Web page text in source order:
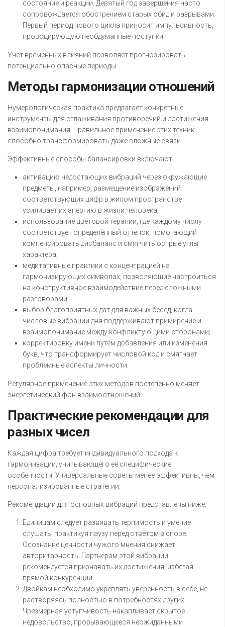
состояние и реакции. Девятый год завершения часто
сопровождается обострением старых обид и разрывами.
Первый период нового цикла приносит импульсивность,
провоцирующую необдуманные поступки.
Учёт временных влияний позволяет прогнозировать
потенциально опасные периоды.
Методы гармонизации отношений
Нумерологическая практика предлагает конкретные
инструменты для сглаживания противоречий и достижения
взаимопонимания. Правильное применение этих техник
способно трансформировать даже сложные связи.
Эффективные способы балансировки включают:
активацию недостающих вибраций через окружающие
предметы, например, размещение изображений
соответствующих цифр в жилом пространстве
усиливает их энергию в жизни человека;
использование цветовой терапии, где каждому числу
соответствует определённый оттенок, помогающий
компенсировать дисбаланс и смягчить острые углы
характера;
медитативные практики с концентрацией на
гармонизирующих символах, позволяющие настроиться
на конструктивное взаимодействие перед сложными
разговорами;
выбор благоприятных дат для важных бесед, когда
числовые вибрации дня поддерживают примирение и
взаимопонимание между конфликтующими сторонами;
корректировку имени путём добавления или изменения
букв, что трансформирует числовой код и смягчает
проблемные аспекты личности.
Регулярное применение этих методов постепенно меняет
энергетический фон взаимоотношений.
Практические рекомендации для
разных чисел
Каждая цифра требует индивидуального подхода к
гармонизации, учитывающего её специфические
особенности. Универсальные советы менее эффективны, чем
персонализированные стратегии.
Рекомендации для основных вибраций представлены ниже:
Единицам следует развивать терпимость и умение
слушать, практикуя паузу перед ответом в споре.
Осознание ценности чужого мнения снижает
авторитарность. Партнёрам этой вибрации
рекомендуется признавать их достижения, избегая
прямой конкуренции.
Двойкам необходимо укреплять уверенность в себе, не
растворяясь полностью в потребностях других.
Чрезмерная уступчивость накапливает скрытое
недовольство, прорывающееся неожиданными